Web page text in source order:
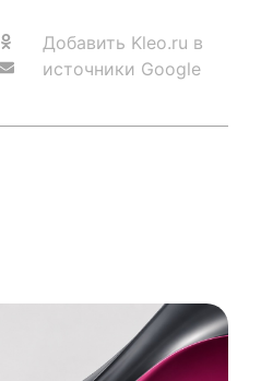
Добавить Kleo.ru в
источники Google